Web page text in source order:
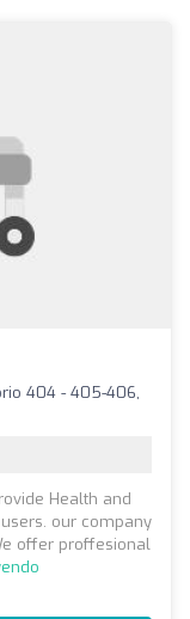
404 - 405-406,
Health and
our company
offer proffesional